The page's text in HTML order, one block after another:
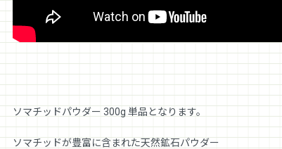
ソマチッドパウダー 300g 単品となります。
ソマチッドが豊富に含まれた天然鉱石パウダー